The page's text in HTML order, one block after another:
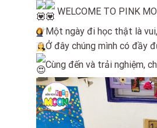
WELCOME TO PINK
Một ngày đi học thật là
Ở đây chúng mình có đầy
Cùng đến và trải nghiệm,